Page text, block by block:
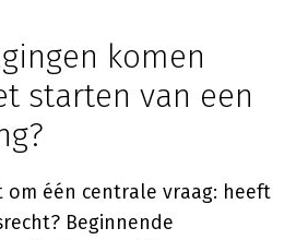
komen
starten van een
om één centrale vraag: heeft
Beginnende